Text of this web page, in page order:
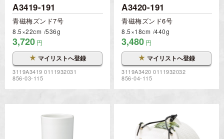
A3419-191
青磁梅ズンド7号
8.5×22cm 536g
3,720 円
★ マイリストへ登録
3119A3419 0111932031
856-03-115
A3420-191
青磁梅ズンド6号
8.5×18cm 440g
3,480 円
★ マイリストへ登録
3119A3420 0111932032
856-04-115